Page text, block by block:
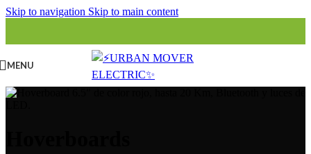
Skip to navigation Skip to main content
MENU